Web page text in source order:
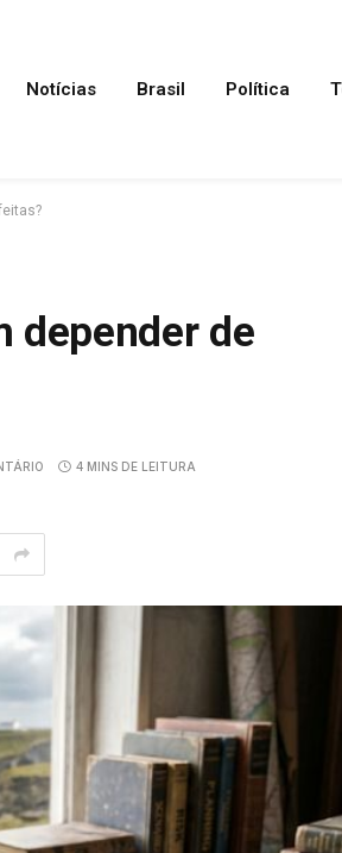
Notícias Brasil Política
depender de
4 MINS DE LEITURA